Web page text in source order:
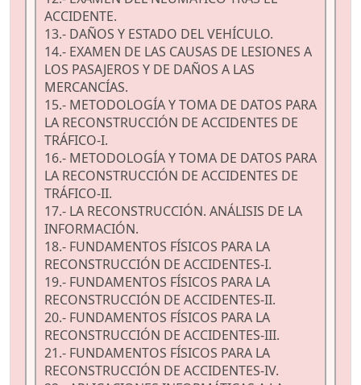
ACCIDENTE.
13.- DAÑOS Y ESTADO DEL VEHÍCULO.
14.- EXAMEN DE LAS CAUSAS DE LESIONES A
LOS PASAJEROS Y DE DAÑOS A LAS
MERCANCÍAS.
15.- METODOLOGÍA Y TOMA DE DATOS PARA
LA RECONSTRUCCIÓN DE ACCIDENTES DE
TRÁFICO-I.
16.- METODOLOGÍA Y TOMA DE DATOS PARA
LA RECONSTRUCCIÓN DE ACCIDENTES DE
TRÁFICO-II.
17.- LA RECONSTRUCCIÓN. ANÁLISIS DE LA
INFORMACIÓN.
18.- FUNDAMENTOS FÍSICOS PARA LA
RECONSTRUCCIÓN DE ACCIDENTES-I.
19.- FUNDAMENTOS FÍSICOS PARA LA
RECONSTRUCCIÓN DE ACCIDENTES-II.
20.- FUNDAMENTOS FÍSICOS PARA LA
RECONSTRUCCIÓN DE ACCIDENTES-III.
21.- FUNDAMENTOS FÍSICOS PARA LA
RECONSTRUCCIÓN DE ACCIDENTES-IV.